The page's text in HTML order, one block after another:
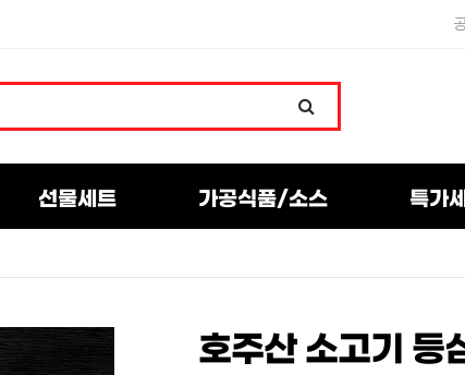
선물세트 가공식품/소스 특가
호주산 소고기 등